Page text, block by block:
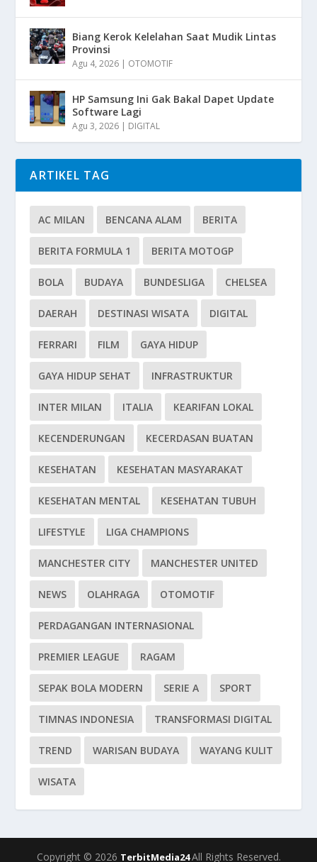
Biang Kerok Kelelahan Saat Mudik Lintas
Provinsi
Agu 4, 2026 | OTOMOTIF
HP Samsung Ini Gak Bakal Dapet Update
Software Lagi
Agu 3, 2026 | DIGITAL
ARTIKEL TAG
AC MILAN BENCANA ALAM BERITA
BERITA FORMULA 1 BERITA MOTOGP
BOLA BUDAYA BUNDESLIGA CHELSEA
DAERAH DESTINASI WISATA DIGITAL
FERRARI FILM GAYA HIDUP
GAYA HIDUP SEHAT INFRASTRUKTUR
INTER MILAN ITALIA KEARIFAN LOKAL
KECENDERUNGAN KECERDASAN BUATAN
KESEHATAN KESEHATAN MASYARAKAT
KESEHATAN MENTAL KESEHATAN TUBUH
LIFESTYLE LIGA CHAMPIONS
MANCHESTER CITY MANCHESTER UNITED
NEWS OLAHRAGA OTOMOTIF
PERDAGANGAN INTERNASIONAL
PREMIER LEAGUE RAGAM
SEPAK BOLA MODERN SERIE A SPORT
TIMNAS INDONESIA TRANSFORMASI DIGITAL
TREND WARISAN BUDAYA WAYANG KULIT
WISATA
Copyright © 2026 TerbitMedia24All Rights Reserved.